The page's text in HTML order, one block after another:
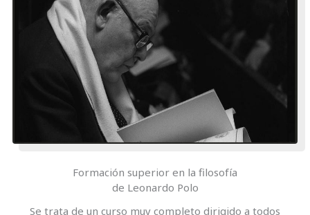
Formación superior en la filosofía
de Leonardo Polo
Se trata de un curso muy completo dirigido a todos